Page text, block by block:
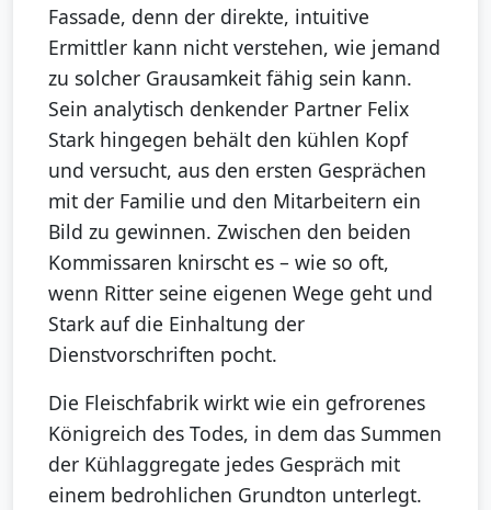
Fassade, denn der direkte, intuitive
Ermittler kann nicht verstehen, wie jemand
zu solcher Grausamkeit fähig sein kann.
Sein analytisch denkender Partner Felix
Stark hingegen behält den kühlen Kopf
und versucht, aus den ersten Gesprächen
mit der Familie und den Mitarbeitern ein
Bild zu gewinnen. Zwischen den beiden
Kommissaren knirscht es – wie so oft,
wenn Ritter seine eigenen Wege geht und
Stark auf die Einhaltung der
Dienstvorschriften pocht.
Die Fleischfabrik wirkt wie ein gefrorenes
Königreich des Todes, in dem das Summen
der Kühlaggregate jedes Gespräch mit
einem bedrohlichen Grundton unterlegt.